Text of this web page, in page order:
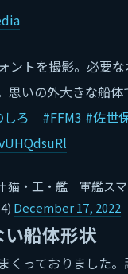
ントを撮影。必要
思いの外大きな船
ろ #FFM3 #佐世
猫・工・艦 軍艦スマ
December 17, 2022
船体形状
くっておりました。